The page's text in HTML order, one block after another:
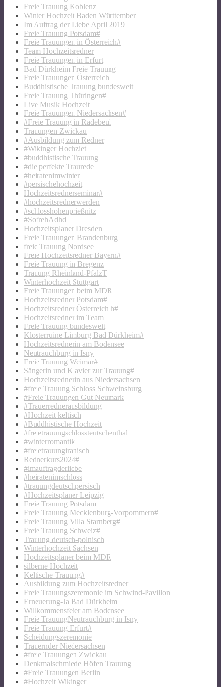
Freie Trauung Koblenz
Winter Hochzeit Baden Württember
Im Auftrag der Liebe April 2019
Freie Trauung Potsdam#
Freie Trauungen in Österreich#
Team Hochzeitsredner
Freie Trauungen in Erfurt
Bad Dürkheim Freie Trauung
Freie Trauungen Österreich
Buddhistische Trauung bundesweit
Freie Trauung Thüringen#
Live Musik Hochzeit
Freie Trauungen Niedersachsen#
#Freie Trauung in Radebeul
Trauungen Zwickau
#Ausbildung zum Redner
#Wikinger Hochziet
#buddhistische Trauung
#die perfekte Traurede
#heiratenimwinter
#persischehochzeit
Hochzeitsrednerseminar#
#hochzeitsrednerwerden
#schlosshohenprießnitz
#SofrehAdhd
Hochzeitsplaner Dresden
Freie Trauungen Brandenburg
freie Trauung Nordsee
Freie Hochzeitsredner Bayern#
Freie Trauung in Bregenz
Trauung Rheinland-PfalzT
Winterhochzeit Stuttgart
Freie Trauungen beim MDR
Hochzeitsredner Potsdam#
Hochzeitsredner Österreich h#
Hochzeitsredner im Team
Freie Trauung bundesweit
Klosterruine Limburg Bad Dürkheim#
Hochzeitsrednerin am Bodensee
Neutrauchburg in Isny
Freie Trauung Weimar#
Sängerin und Klavier zur Trauung#
Hochzeitsrednerin aus Niedersachsen
#freie Trauung Schloss Schweinsburg
#Freie Trauungen Gut Neumark
#Trauerrednerausbildung
#Hochzeit keltisch
#Buddhistische Hochzeit
#freietrauungschlossteutschenthal
#winterromantik
#freietrauungiranisch
Rednerkurs2024#
#imauftragderliebe
#heiratenimschloss
#trauungdeutschpersisch
#Hochzeitsplaner Leipzig
Freie Trauung Potsdam
Freie Trauung Mecklenburg-Vorpommern#
Freie Trauung Villa Starnberg#
Freie Trauung Schweiz#
Trauung deutsch-polnisch
Winterhochzeit Sachsen
Hochzeitsplaner beim MDR
silberne Hochzeit
Keltische Trauung#
Ausbildung zum Hochzeitsredner
Freie Trauungszeremonie im Schwind-Pavillon
Erneuerung-Ja Bad Dürkheim
Willkommensfeier am Bodensee
Freie TrauungNeutrauchburg in Isny
Freie Trauung Erfurt#
Scheidungszeremonie
Trauernder Niedersachsen
#freie Trauungen Zwickau
Denkmalschmiede Höfen Trauung
#Freie Trauungen Berlin
#Hochzeit Wikinger